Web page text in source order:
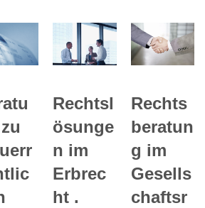
Rechtsl
ösunge
n im
Erbrec
ht .
Rechts
beratun
g im
Gesells
chaftsr